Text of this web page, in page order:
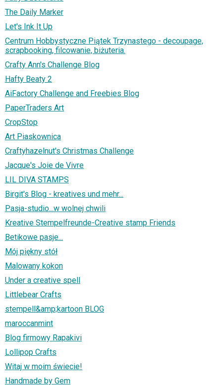
The Daily Marker
Let's Ink It Up
Centrum Hobbystyczne Piątek Trzynastego - decoupage,
scrapbooking, filcowanie, biżuteria.
Crafty Ann's Challenge Blog
Hafty Beaty 2
AiFactory Challenge and Freebies Blog
PaperTraders Art
CropStop
Art Piaskownica
Craftyhazelnut's Christmas Challenge
Jacque's Joie de Vivre
LIL DIVA STAMPS
Birgit's Blog - kreatives und mehr...
Pasja-studio...w wolnej chwili
Kreative Stempelfreunde-Creative stamp Friends
Betikowe pasje...
Mój piękny stół
Malowany kokon
Under a creative spell
Littlebear Crafts
stempell&amp;kartoon BLOG
maroccanmint
Blog firmowy Rapakivi
Lollipop Crafts
Witaj w moim świecie!
Handmade by Gem